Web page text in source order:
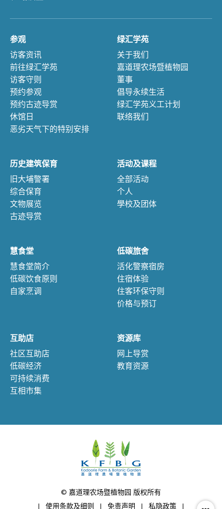
参观
访客资讯
前往绿汇学苑
访客守则
预约参观
预约古迹导赏
休馆日
恶劣天气下的特别安排
绿汇学苑
关于我们
嘉道理农场暨植物园
董事
倡导永续生活
绿汇学苑义工计划
联络我们
历史建筑保育
旧大埔警署
综合保育
文物展览
古迹导赏
活动及课程
全部活动
个人
學校及团体
慧食堂
慧食堂简介
低碳饮食原则
自家烹调
低碳旅舍
活化警察宿房
住宿体验
住客环保守则
价格与预订
互助店
社区互助店
低碳经济
可持续消费
互相市集
资源库
网上导赏
教育资源
© 嘉道理农场暨植物园 版权所有
|
使用条款及细则 | 免责声明 | 私隐政策 |